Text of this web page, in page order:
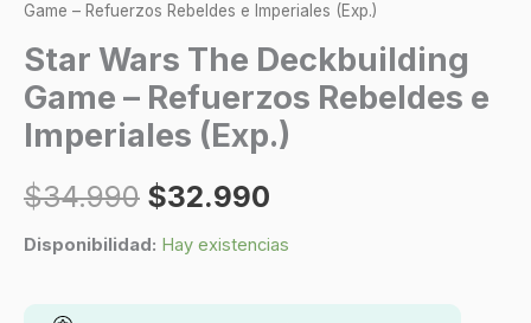
Game – Refuerzos Rebeldes e Imperiales (Exp.)
Star Wars The Deckbuilding
Game – Refuerzos Rebeldes e
Imperiales (Exp.)
$34.990 $32.990
Disponibilidad: Hay existencias